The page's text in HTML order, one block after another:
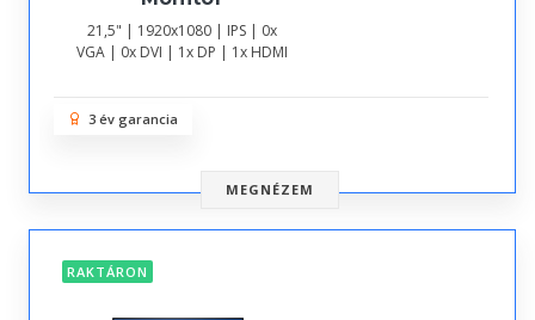
21,5" | 1920x1080 | IPS | 0x
VGA | 0x DVI | 1x DP | 1x HDMI
3 év garancia
MEGNÉZEM
RAKTÁRON